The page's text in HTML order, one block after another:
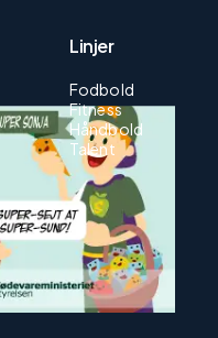
Linjer
Fodbold
Fitness
Håndbold
Talent